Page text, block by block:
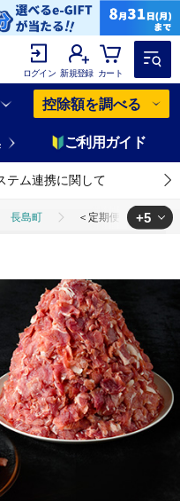
ログイン 新規登録 カート
控除額を調べる
ご利用ガイド
テム連携に関して
長島町 ＜定期便・毎月発
・毎月発送全4回＞ うれしいお肉
＜定期便・毎月発送全4回＞
・毎月発送全4回＞ うれしいお肉
送全4回＞ うれしいお肉の定期便
+5